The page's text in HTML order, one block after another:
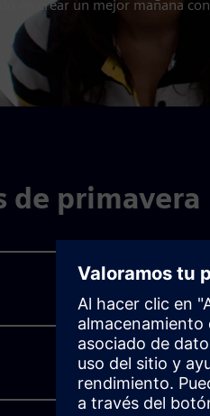
en crear un mejor mañana
de primavera